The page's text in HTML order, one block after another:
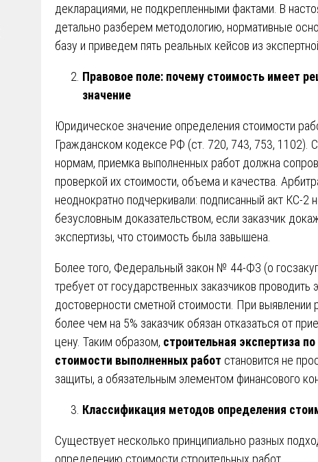
декларациями, не подкрепленными фактами. В
детально разберем методологию, нормативные
базу и приведем пять реальных кейсов из
Правовое поле: почему стоимость имеет
значение
Юридическое значение определения стоимости
Гражданском кодексе РФ (ст. 720, 743, 753, 1102).
нормам, приемка выполненных работ должна
проверкой их стоимости, объема и качества.
неоднократно подчеркивали: подписанный акт КС-2
безусловным доказательством, если заказчик
экспертизы, что стоимость была завышена.
Более того, Федеральный закон № 44-ФЗ (о
требует от государственных заказчиков проводить
достоверности сметной стоимости. При выявлении
более чем на 5% заказчик обязан отказаться от
цену. Таким образом, строительная экспертиза
стоимости выполненных работ становится не
защиты, а обязательным элементом финансового
Классификация методов определения
Существует несколько принципиально разных
определению стоимости строительных работ.